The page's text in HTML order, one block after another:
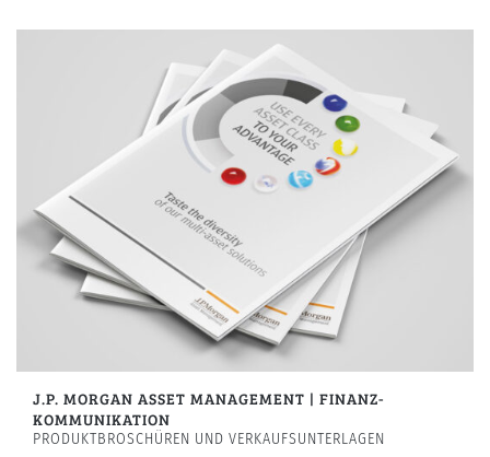
J.P. MORGAN ASSET MANAGEMENT | FINANZ-
KOMMUNIKATION
PRODUKTBROSCHÜREN UND VERKAUFSUNTERLAGEN